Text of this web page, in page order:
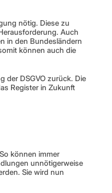
nötig. Diese zu
Auch
in den Bundesländern
können auch die
der DSGVO zurück. Die
Register in Zukunft
können immer
unnötigerweise
Sie wird nun